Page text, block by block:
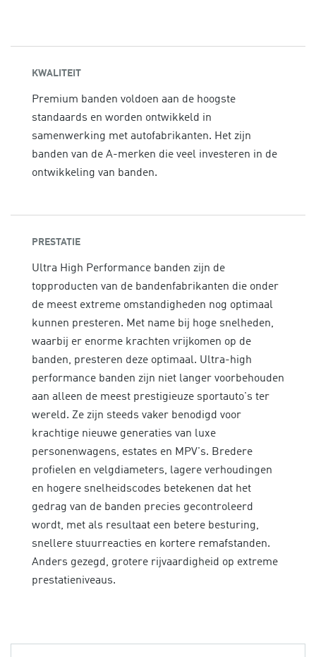
KWALITEIT
Premium banden voldoen aan de hoogste
standaards en worden ontwikkeld in
samenwerking met autofabrikanten. Het zijn
banden van de A-merken die veel investeren in de
ontwikkeling van banden.
PRESTATIE
Ultra High Performance banden zijn de
topproducten van de bandenfabrikanten die onder
de meest extreme omstandigheden nog optimaal
kunnen presteren. Met name bij hoge snelheden,
waarbij er enorme krachten vrijkomen op de
banden, presteren deze optimaal. Ultra-high
performance banden zijn niet langer voorbehouden
aan alleen de meest prestigieuze sportauto's ter
wereld. Ze zijn steeds vaker benodigd voor
krachtige nieuwe generaties van luxe
personenwagens, estates en MPV's. Bredere
profielen en velgdiameters, lagere verhoudingen
en hogere snelheidscodes betekenen dat het
gedrag van de banden precies gecontroleerd
wordt, met als resultaat een betere besturing,
snellere stuurreacties en kortere remafstanden.
Anders gezegd, grotere rijvaardigheid op extreme
prestatieniveaus.